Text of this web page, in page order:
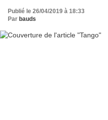
Publié le 26/04/2019 à 18:33
Par bauds